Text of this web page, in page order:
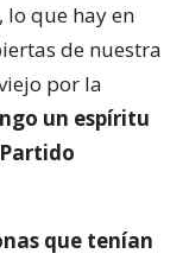
lo que hay en
de nuestra
por la
un espíritu
que tenían